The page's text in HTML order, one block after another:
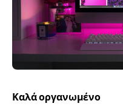
Καλά οργανωμένο